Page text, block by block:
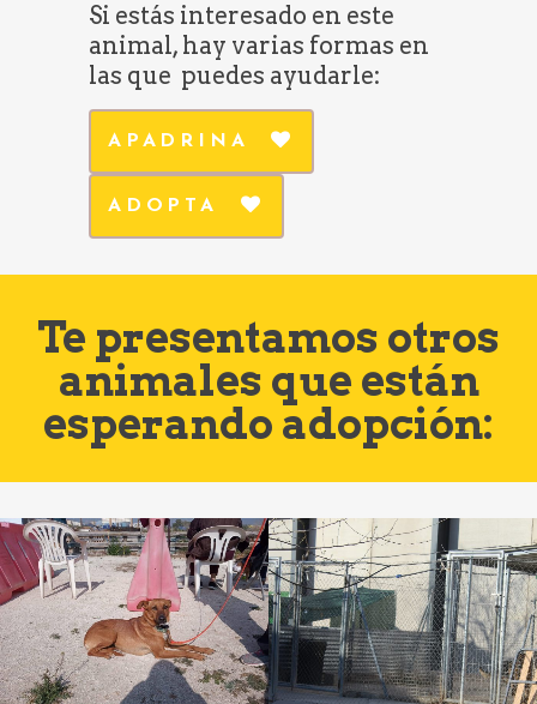
Si estás interesado en este
animal, hay varias formas en
las que puedes ayudarle:
APADRINA
ADOPTA
Te presentamos otros
animales que están
esperando adopción: